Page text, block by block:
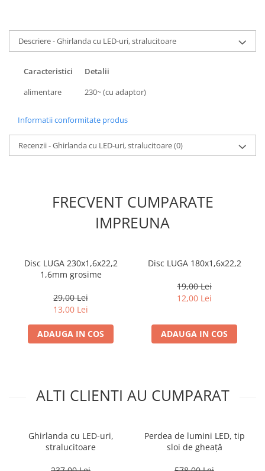
Descriere - Ghirlanda cu LED-uri, stralucitoare
Caracteristici
Detalii
alimentare
230~ (cu adaptor)
Informatii conformitate produs
Recenzii - Ghirlanda cu LED-uri, stralucitoare(0)
FRECVENT CUMPARATE
IMPREUNA
Disc LUGA 230x1,6x22,2
1,6mm grosime
29,00 Lei
13,00 Lei
ADAUGA IN COS
Disc LUGA 180x1,6x22,2
19,00 Lei
12,00 Lei
ADAUGA IN COS
ALTI CLIENTI AU CUMPARAT
Ghirlanda cu LED-uri,
stralucitoare
Perdea de lumini LED, tip
sloi de gheață